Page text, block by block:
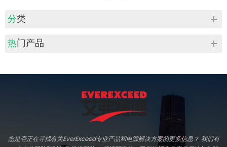
分类
热门产品
您是否正在寻找有关EverExceed专业产品和电源解决方案的更多信息？ 我们有